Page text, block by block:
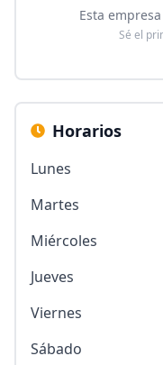
Esta
Sé el
Horarios
Lunes
Martes
Miércoles
Jueves
Viernes
Sábado